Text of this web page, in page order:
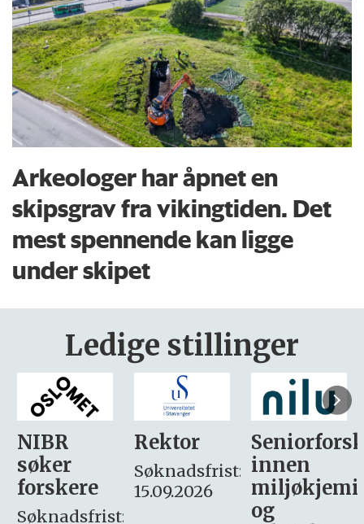
Arkeologer har åpnet en
skipsgrav fra vikingtiden. Det
mest spennende kan ligge
under skipet
Ledige stillinger
Rektor
Søknadsfrist:
15.09.2026
Seniorforsker
innen
miljøkjemi
søker
– fast